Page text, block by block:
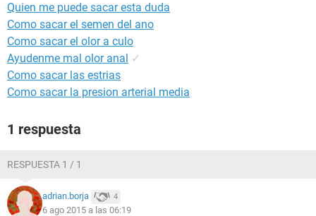
Quien me puede sacar esta duda
Como sacar el semen del ano
Como sacar el olor a culo
Ayudenme mal olor anal ✓
Como sacar las estrias
Como sacar la presion arterial media
1 respuesta
RESPUESTA 1 / 1
adrian.borja 4
6 ago 2015 a las 06:19